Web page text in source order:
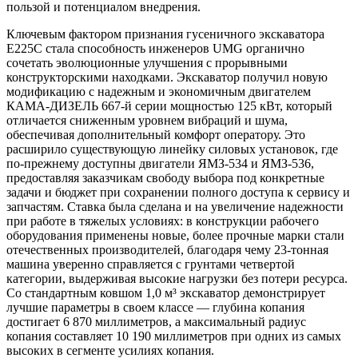
пользой и потенциалом внедрения.
Ключевым фактором признания гусеничного экскаватора
E225C стала способность инженеров UMG органично
сочетать эволюционные улучшения с прорывными
конструкторскими находками. Экскаватор получил новую
модификацию с надежным и экономичным двигателем
КАМА-ДИЗЕЛЬ 667-й серии мощностью 125 кВт, который
отличается сниженным уровнем вибраций и шума,
обеспечивая дополнительный комфорт оператору. Это
расширило существующую линейку силовых установок, где
по-прежнему доступны двигатели ЯМЗ-534 и ЯМЗ-536,
предоставляя заказчикам свободу выбора под конкретные
задачи и бюджет при сохранении полного доступа к сервису и
запчастям. Ставка была сделана и на увеличение надежности
при работе в тяжелых условиях: в конструкции рабочего
оборудования применены новые, более прочные марки стали
отечественных производителей, благодаря чему 23-тонная
машина уверенно справляется с грунтами четвертой
категории, выдерживая высокие нагрузки без потери ресурса.
Со стандартным ковшом 1,0 м³ экскаватор демонстрирует
лучшие параметры в своем классе — глубина копания
достигает 6 870 миллиметров, а максимальный радиус
копания составляет 10 190 миллиметров при одних из самых
высоких в сегменте усилиях копания.